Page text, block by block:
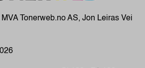
Tonerweb.no AS, Jon Leiras Vei